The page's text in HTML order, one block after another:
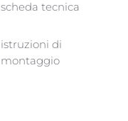
scheda tecnica
istruzioni di
montaggio